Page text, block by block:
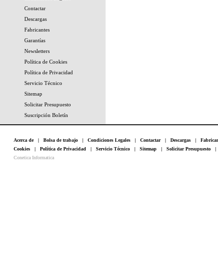
Contactar
Descargas
Fabricantes
Garantías
Newsletters
Política de Cookies
Política de Privacidad
Servicio Técnico
Sitemap
Solicitar Presupuesto
Suscripción Boletín
Acerca de| Bolsa de trabajo | Condiciones Legales | Contactar| Descargas |
Cookies | Política de Privacidad | Servicio Técnico | Sitemap | Solicitar Presupuesto
Conetica Informatica